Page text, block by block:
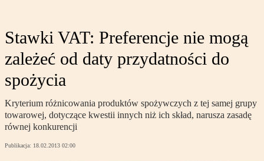
Stawki VAT: Preferencje nie mogą
zależeć od daty przydatności do
spożycia
Kryterium różnicowania produktów spożywczych z tej samej grupy
towarowej, dotyczące kwestii innych niż ich skład, narusza zasadę
równej konkurencji
Publikacja: 18.02.2013 02:00